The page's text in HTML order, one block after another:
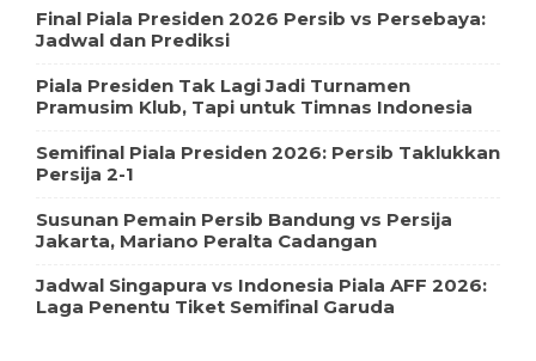
Final Piala Presiden 2026 Persib vs Persebaya:
Jadwal dan Prediksi
Piala Presiden Tak Lagi Jadi Turnamen
Pramusim Klub, Tapi untuk Timnas Indonesia
Semifinal Piala Presiden 2026: Persib Taklukkan
Persija 2-1
Susunan Pemain Persib Bandung vs Persija
Jakarta, Mariano Peralta Cadangan
Jadwal Singapura vs Indonesia Piala AFF 2026:
Laga Penentu Tiket Semifinal Garuda